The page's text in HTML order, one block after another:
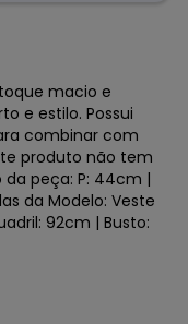
macio e
e estilo. Possui
combinar com
produto não tem
peça: P: 44cm |
da Modelo: Veste
92cm | Busto:
Longa Evy Mescla